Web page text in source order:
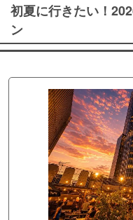
初夏に行きたい！
ン